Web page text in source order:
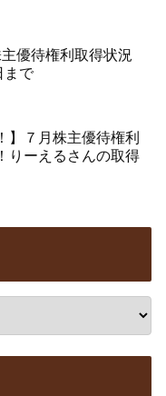
主優待権利取得状況
まで
】７月株主優待権利
りーえるさんの取得